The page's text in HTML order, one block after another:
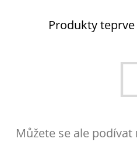
Produkty
Můžete se ale